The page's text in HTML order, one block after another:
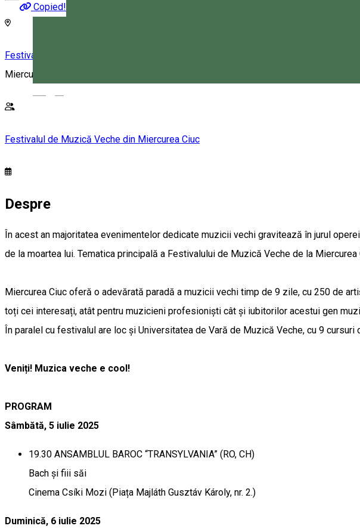
Copied!
Festivalul de Muzică Veche din Miercurea Ciuc
Miercurea Ciuc, Romania
Festivalul de Muzică Veche din Miercurea Ciuc
Despre
În acest an majoritatea evenimentelor dedicate muzicii vechi gravitează în jurul
de la moartea lui. Tematica principală a Festivalului de Muzică Veche de la
Miercurea Ciuc oferă o adevărată paradă a muzicii vechi timp de 9 zile, cu 250 de
toți cei interesați, atât pentru muzicieni profesioniști cât și iubitorilor acestui gen
În paralel cu festivalul are loc și Universitatea de Vară de Muzică Veche, cu 9 cursuri
Veniți! Muzica veche e cool!
PROGRAM
Sâmbătă, 5 iulie 2025
19.30 ANSAMBLUL BAROC “TRANSYLVANIA” (RO, CH)
Bach și fiii săi
Cinema Csíki Mozi (Piața Majláth Gusztáv Károly, nr. 2.)
Duminică, 6 iulie 2025